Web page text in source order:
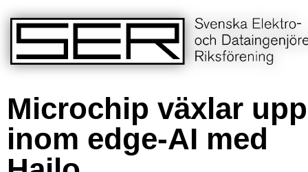
Microchip växlar upp
inom edge-AI med